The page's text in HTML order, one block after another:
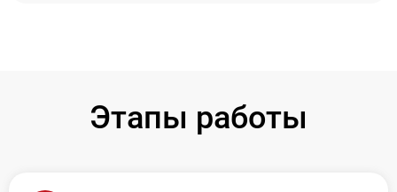
Этапы работы